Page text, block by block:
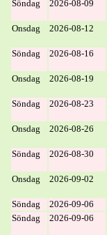
Söndag 2026-08-09
Onsdag
2026-08-12
Söndag
2026-08-16
Onsdag
2026-08-19
Söndag
2026-08-23
Onsdag
2026-08-26
Söndag
2026-08-30
Onsdag
2026-09-02
Söndag
2026-09-06
Söndag
2026-09-06